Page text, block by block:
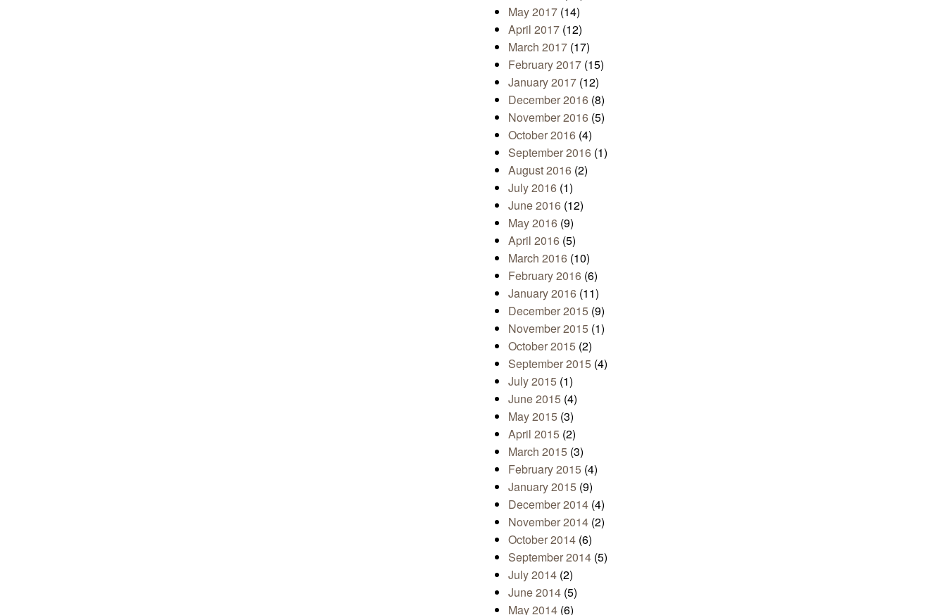
May 2017 (14)
April 2017 (12)
March 2017 (17)
February 2017 (15)
January 2017 (12)
December 2016 (8)
November 2016 (5)
October 2016 (4)
September 2016 (1)
August 2016 (2)
July 2016 (1)
June 2016 (12)
May 2016 (9)
April 2016 (5)
March 2016 (10)
February 2016 (6)
January 2016 (11)
December 2015 (9)
November 2015 (1)
October 2015 (2)
September 2015 (4)
July 2015 (1)
June 2015 (4)
May 2015 (3)
April 2015 (2)
March 2015 (3)
February 2015 (4)
January 2015 (9)
December 2014 (4)
November 2014 (2)
October 2014 (6)
September 2014 (5)
July 2014 (2)
June 2014 (5)
May 2014 (6)